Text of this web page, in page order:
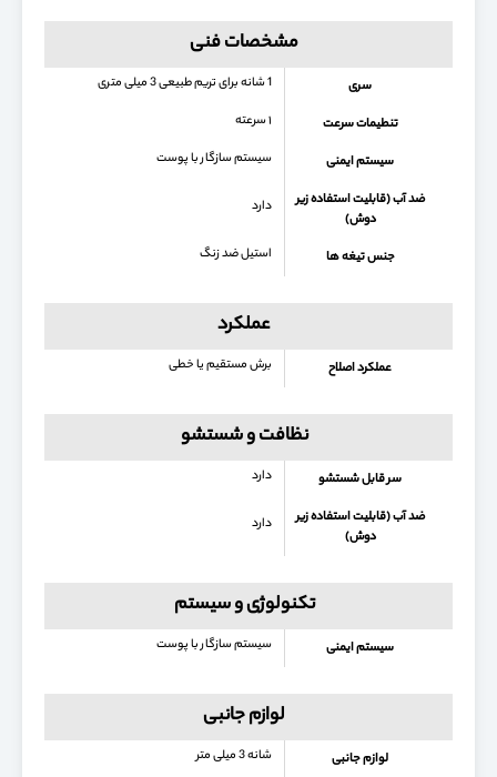
مشخصات فنی
سری 1 شانه برای تریم طبیعی 3 میلی متری
تنطیمات سرعت ۱ سرعته
سیستم ایمنی سیستم سازگار با پوست
ضد آب (قابلیت استفاده زیر
دوش)
دارد
جنس تیغه ها استیل ضد زنگ
عملکرد
عملکرد اصلاح برش مستقیم یا خطی
نظافت و شستشو
سر قابل شستشو دارد
ضد آب (قابلیت استفاده زیر
دوش)
دارد
تکنولوژی و سیستم
سیستم ایمنی سیستم سازگار با پوست
لوازم جانبی
لوازم جانبی شانه 3 میلی متر